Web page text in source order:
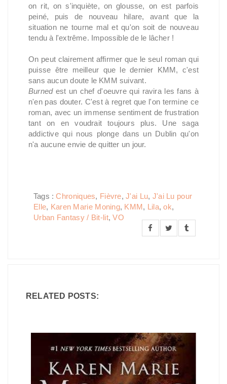
on rit, on s'inquiète, on glousse, on est parfois
peiné, puis de nouveau hilare, avant que la
situation ne tourne mal et qu'on soit de nouveau
tendu à l'extrême. Impossible de le lâcher !
On peut clairement affirmer que le seul roman qui
puisse être meilleur que le dernier KMM, c'est
sans aucun doute le KMM suivant.
Burnedest un chef d'oeuvre qui ravira les fans à
n'en pas douter. C'est à regret que l'on termine ce
roman, avec un immense sentiment de frustration
tant on en voudrait toujours plus. Une saga
addictive qui nous plonge dans un Dublin qu'on
n'a aucune envie de quitter un jour.
Tags :Chroniques, Fièvre,J'ai Lu, J'ai Lu pour
Elle, Karen Marie Moning, KMM, Lila,ok,
Urban Fantasy / Bit-lit,VO
RELATED POSTS: